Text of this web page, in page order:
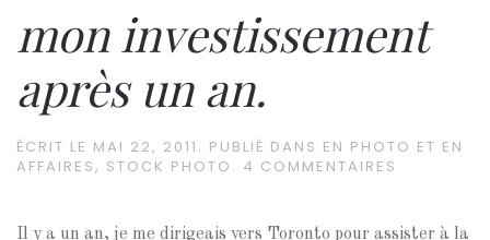
mon investissement
après un an.
ÉCRIT LE MAI 22, 2011 . PUBLIÉ DANS EN PHOTO ET EN
AFFAIRES, STOCK PHOTO . 4 COMMENTAIRES
Il y a un an, je me dirigeais vers Toronto pour assister à la